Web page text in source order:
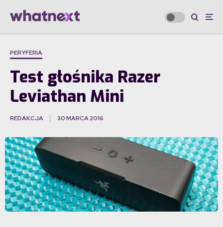
PERYFERIA
Test głośnika Razer
Leviathan Mini
REDAKCJA 30 MARCA 2016